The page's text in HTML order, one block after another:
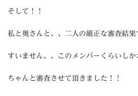
そして！！
私と奥さんと、、二人の厳正な審査結
すいません、、このメンバーくらいしか
ちゃんと審査させて頂きました！！